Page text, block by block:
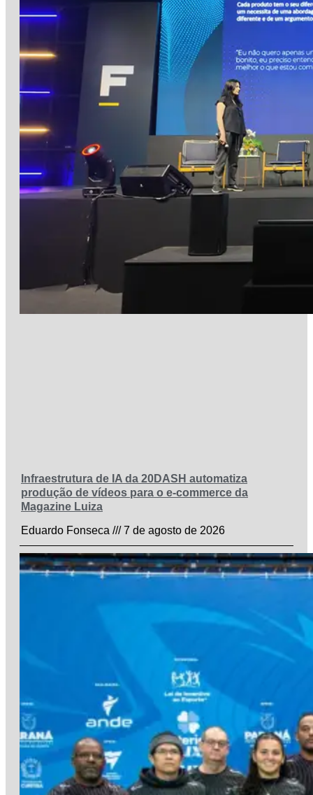
Infraestrutura de IA da 20DASH automatiza
produção de vídeos para o e-commerce da
Magazine Luiza
Eduardo Fonseca
7 de agosto de 2026